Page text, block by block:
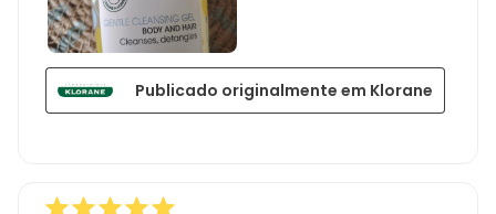
Publicado originalmente em Klorane